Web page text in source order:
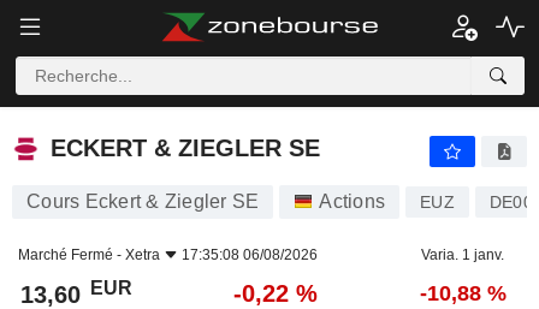
ECKERT & ZIEGLER SE
ECKERT & ZIEGLER SE
Cours Eckert & Ziegler SE Actions EUZ
Marché Fermé - Xetra 17:35:08 06/08/2026 Varia. 1 janv.
13,60 EUR -0,22 % -10,88 %